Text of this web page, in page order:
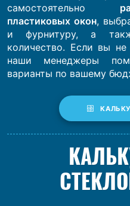
самостоятельно
пластиковых окон,
и фурнитуру, а
количество. Если вы
наши менеджеры
варианты по вашему